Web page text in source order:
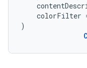
colorFilter
)